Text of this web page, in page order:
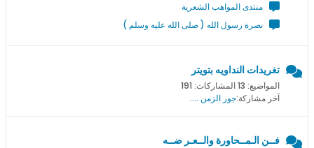
منتدى المواهب الشعرية
نصرة رسول الله ( صلى الله عليه وسلم )
تغريدات النداويه بتويتر
المواضيع: 13 المشاركات: 191
آخر مشاركة:جور الزمن ....
فــن الـمــحاورة والــعـر ضــه